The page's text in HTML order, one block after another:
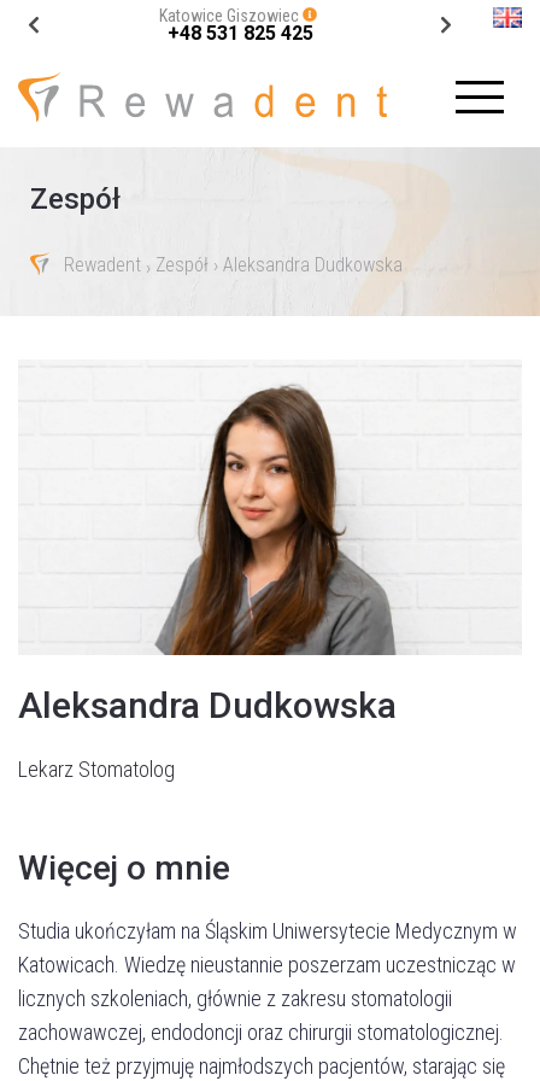
Katowice Giszowiec
+48 531 825 425
Zespół
Rewadent › Zespół › Aleksandra Dudkowska
Aleksandra Dudkowska
Lekarz Stomatolog
Więcej o mnie
Studia ukończyłam na Śląskim Uniwersytecie Medycznym w
Katowicach. Wiedzę nieustannie poszerzam uczestnicząc w
licznych szkoleniach, głównie z zakresu stomatologii
zachowawczej, endodoncji oraz chirurgii stomatologicznej.
Chętnie też przyjmuję najmłodszych pacjentów, starając się